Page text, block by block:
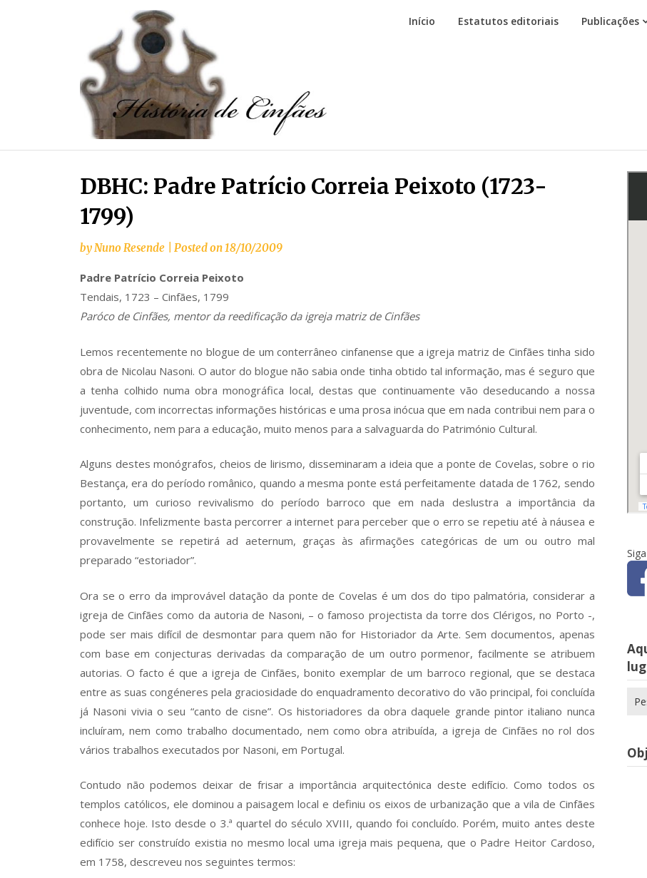
Início Estatutos editoriais Publicações
DBHC: Padre Patrício Correia Peixoto (1723-
1799)
byNuno Resende Posted on18/10/2009
Padre Patrício Correia Peixoto
Tendais, 1723 – Cinfães, 1799
Paróco de Cinfães, mentor da reedificação da igreja matriz de Cinfães
Lemos recentemente no blogue de um conterrâneo cinfanense que a igreja matriz de Cinfães tinha sido
obra de Nicolau Nasoni. O autor do blogue não sabia onde tinha obtido tal informação, mas é seguro que
a tenha colhido numa obra monográfica local, destas que continuamente vão deseducando a nossa
juventude, com incorrectas informações históricas e uma prosa inócua que em nada contribui nem para o
conhecimento, nem para a educação, muito menos para a salvaguarda do Património Cultural.
Alguns destes monógrafos, cheios de lirismo, disseminaram a ideia que a ponte de Covelas, sobre o rio
Bestança, era do período românico, quando a mesma ponte está perfeitamente datada de 1762, sendo
portanto, um curioso revivalismo do período barroco que em nada deslustra a importância da
construção. Infelizmente basta percorrer a internet para perceber que o erro se repetiu até à náusea e
provavelmente se repetirá ad aeternum, graças às afirmações categóricas de um ou outro mal
preparado “estoriador”.
Ora se o erro da improvável datação da ponte de Covelas é um dos do tipo palmatória, considerar a
igreja de Cinfães como da autoria de Nasoni, – o famoso projectista da torre dos Clérigos, no Porto -,
pode ser mais difícil de desmontar para quem não for Historiador da Arte. Sem documentos, apenas
com base em conjecturas derivadas da comparação de um outro pormenor, facilmente se atribuem
autorias. O facto é que a igreja de Cinfães, bonito exemplar de um barroco regional, que se destaca
entre as suas congéneres pela graciosidade do enquadramento decorativo do vão principal, foi concluída
já Nasoni vivia o seu “canto de cisne”. Os historiadores da obra daquele grande pintor italiano nunca
incluíram, nem como trabalho documentado, nem como obra atribuída, a igreja de Cinfães no rol dos
vários trabalhos executados por Nasoni, em Portugal.
Contudo não podemos deixar de frisar a importância arquitectónica deste edifício. Como todos os
templos católicos, ele dominou a paisagem local e definiu os eixos de urbanização que a vila de Cinfães
conhece hoje. Isto desde o 3.ª quartel do século XVIII, quando foi concluído. Porém, muito antes deste
edifício ser construído existia no mesmo local uma igreja mais pequena, que o Padre Heitor Cardoso,
em 1758, descreveu nos seguintes termos:
por: